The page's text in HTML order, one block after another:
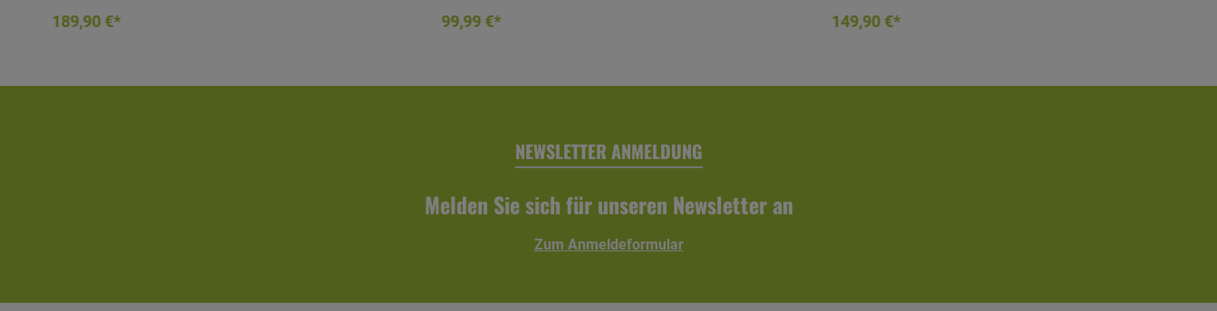
befüllt: ca. 85 kg- für Schirmrohr von 28 bis 67 mm ø- Farbe:
189,90 €* 99,99 €*
Bodenanker mit Bajonettverschluss - Länge: ca. 400 mm-
Achtung: Nicht geeignet für Kies-, Granulatböden und Erde
149,90 €*
NEWSLETTER ANMELDUNG
Melden Sie sich für unseren Newsletter an
Zum Anmeldeformular